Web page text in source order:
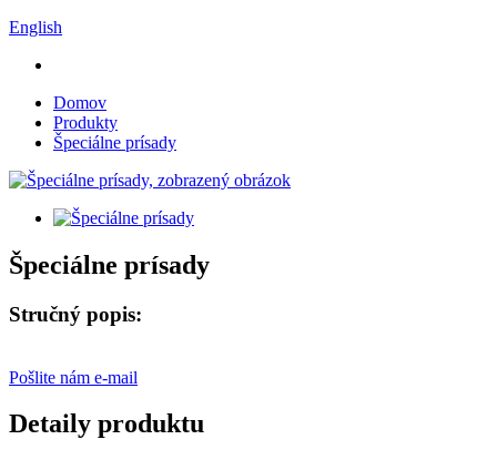
English
Domov
Produkty
Špeciálne prísady
Špeciálne prísady
Stručný popis:
Pošlite nám e-mail
Detaily produktu